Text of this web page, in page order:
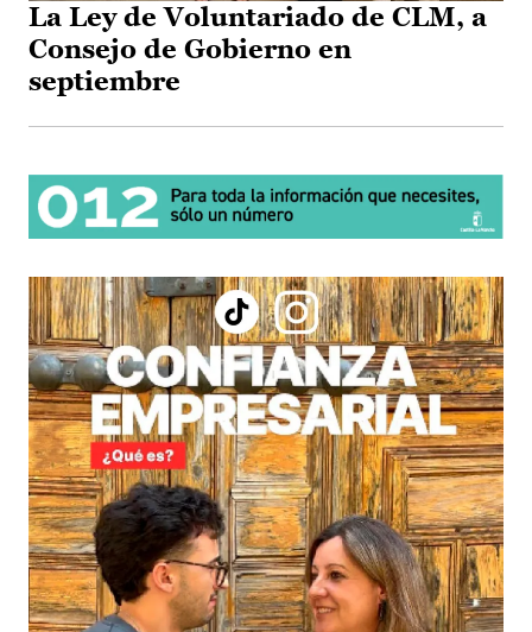
La Ley de Voluntariado de CLM, a
Consejo de Gobierno en
septiembre